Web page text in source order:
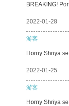
BREAKING!
2022-01-28
游客
Horny Shriya
2022-01-25
游客
Horny Shriya